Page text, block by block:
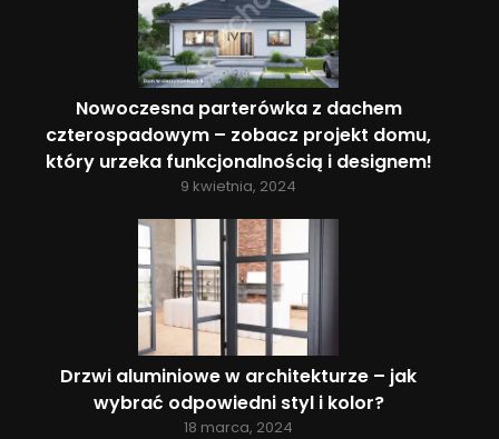
Nowoczesna parterówka z dachem
czterospadowym – zobacz projekt domu,
który urzeka funkcjonalnością i designem!
9 kwietnia, 2024
Drzwi aluminiowe w architekturze – jak
wybrać odpowiedni styl i kolor?
18 marca, 2024